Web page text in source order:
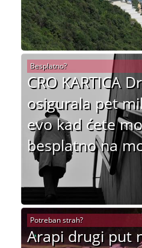
CRO KARTICA
osigurala pet
evo kad ćete
besplatno na
Besplatno?
Arapi drugi put
Potreban strah?